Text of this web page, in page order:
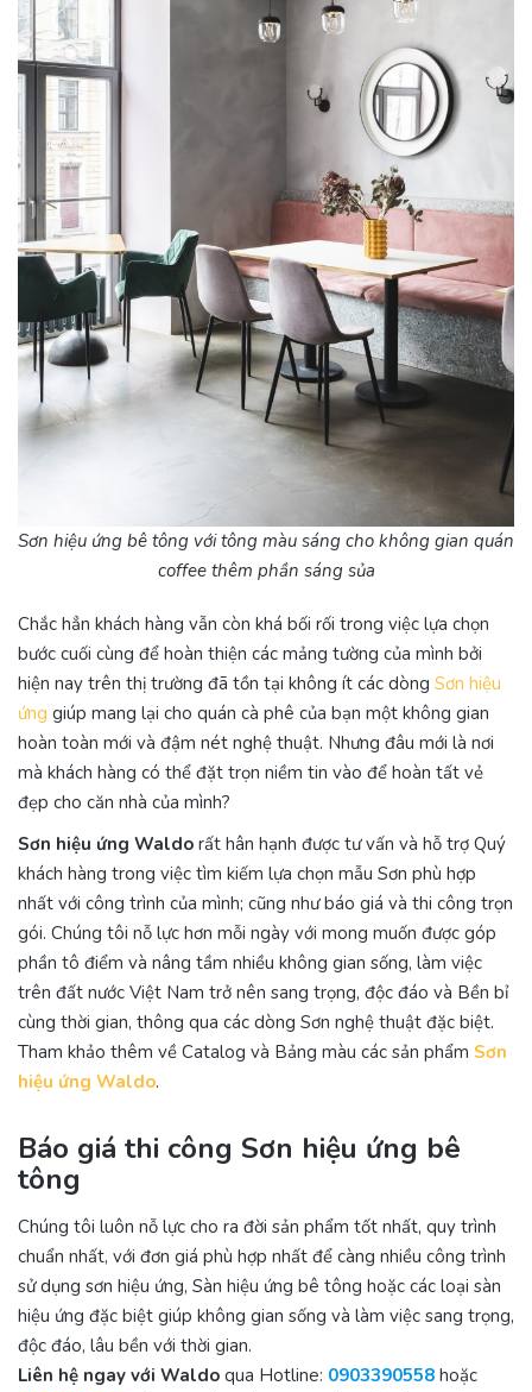
Sơn hiệu ứng bê tông với tông màu sáng cho không gian quán
coffee thêm phần sáng sủa
Chắc hẳn khách hàng vẫn còn khá bối rối trong việc lựa chọn
bước cuối cùng để hoàn thiện các mảng tường của mình bởi
hiện nay trên thị trường đã tồn tại không ít các dòng Sơn hiệu
ứng giúp mang lại cho quán cà phê của bạn một không gian
hoàn toàn mới và đậm nét nghệ thuật. Nhưng đâu mới là nơi
mà khách hàng có thể đặt trọn niềm tin vào để hoàn tất vẻ
đẹp cho căn nhà của mình?
Sơn hiệu ứng Waldo rất hân hạnh được tư vấn và hỗ trợ Quý
khách hàng trong việc tìm kiếm lựa chọn mẫu Sơn phù hợp
nhất với công trình của mình; cũng như báo giá và thi công trọn
gói. Chúng tôi nỗ lực hơn mỗi ngày với mong muốn được góp
phần tô điểm và nâng tầm nhiều không gian sống, làm việc
trên đất nước Việt Nam trở nên sang trọng, độc đáo và Bền bỉ
cùng thời gian, thông qua các dòng Sơn nghệ thuật đặc biệt.
Tham khảo thêm về Catalog và Bảng màu các sản phẩm Sơn
hiệu ứng Waldo.
Báo giá thi công Sơn hiệu ứng bê
tông
Chúng tôi luôn nỗ lực cho ra đời sản phẩm tốt nhất, quy trình
chuẩn nhất, với đơn giá phù hợp nhất để càng nhiều công trình
sử dụng sơn hiệu ứng, Sàn hiệu ứng bê tông hoặc các loại sàn
hiệu ứng đặc biệt giúp không gian sống và làm việc sang trọng,
độc đáo, lâu bền với thời gian.
Liên hệ ngay với Waldo qua Hotline: 0903390558 hoặc